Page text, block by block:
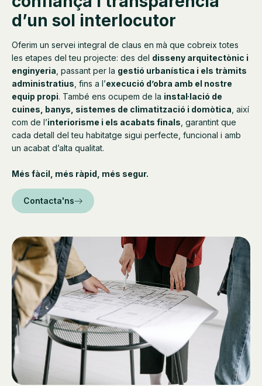
d’un sol interlocutor
Oferim un servei integral de claus en mà que cobreix totes
les etapes del teu projecte: des del disseny arquitectònic i
enginyeria , passant per la gestió urbanística i els tràmits
administratius , fins a l’execució d’obra amb el nostre
equip propi. També ens ocupem de la instal·lació de
cuines, banys, sistemes de climatització i domòtica , així
com de l’interiorisme i els acabats finals , garantint que
cada detall del teu habitatge sigui perfecte, funcional i amb
un acabat d’alta qualitat.
Més fàcil, més ràpid, més segur.
Contacta'ns